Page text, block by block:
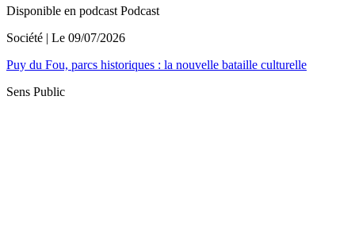
Disponible en podcast Podcast
Société | Le 09/07/2026
Puy du Fou, parcs historiques : la nouvelle bataille culturelle
Sens Public